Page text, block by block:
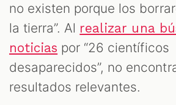
no existen porque los
la tierra”. Al realizar una
noticias por “26 científicos
desaparecidos”, no
resultados relevantes.